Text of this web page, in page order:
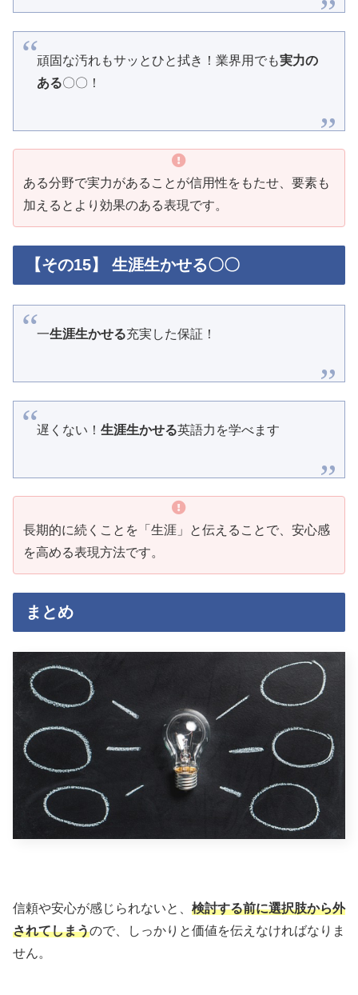
頑固な汚れもサッとひと拭き！業界用でも実力の
ある〇〇！
ある分野で実力があることが信用性をもたせ、要素も
加えるとより効果のある表現です。
【その15】 生涯生かせる〇〇
一生涯生かせる充実した保証！
遅くない！ 生涯生かせる英語力を学べます
長期的に続くことを「生涯」と伝えることで、安心感
を高める表現方法です。
まとめ
信頼や安心が感じられないと、 検討する前に選択肢から外
されてしまうので、しっかりと価値を伝えなければなりま
せん。